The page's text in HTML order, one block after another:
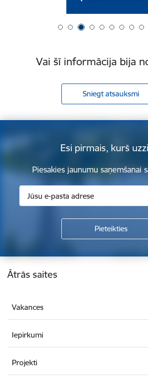
Vai šī informācija bija
Sniegt atsauksmi
Esi pirmais, kurš
Piesakies jaunumu saņemšanai
Kājene
Ātrās saites
Vakances
Iepirkumi
Projekti